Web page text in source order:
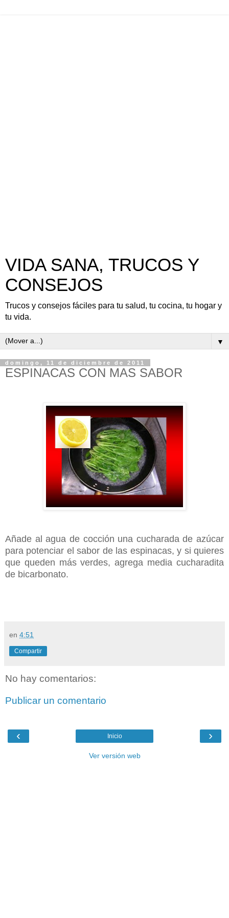
VIDA SANA, TRUCOS Y
CONSEJOS
Trucos y consejos fáciles para tu salud, tu cocina, tu hogar y
tu vida.
▼
domingo, 11 de diciembre de 2011
ESPINACAS CON MAS SABOR
Añade al agua de cocción una cucharada de azúcar
para potenciar el sabor de las espinacas, y si quieres
que queden más verdes, agrega media cucharadita
de bicarbonato.
en 4:51
Compartir
No hay comentarios:
Publicar un comentario
‹ ›
Inicio
Ver versión web